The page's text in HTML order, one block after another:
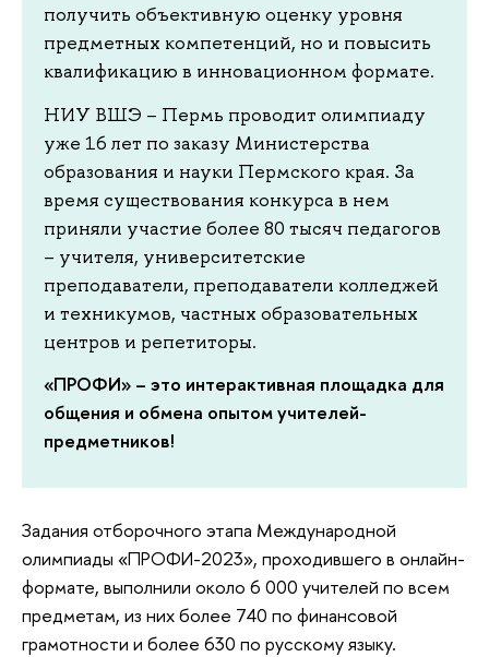
получить объективную оценку уровня
предметных компетенций, но и повысить
квалификацию в инновационном формате.
НИУ ВШЭ – Пермь проводит олимпиаду
уже 16 лет по заказу Министерства
образования и науки Пермского края. За
время существования конкурса в нем
приняли участие более 80 тысяч педагогов
– учителя, университетские
преподаватели, преподаватели колледжей
и техникумов, частных образовательных
центров и репетиторы.
«ПРОФИ» – это интерактивная площадка для
общения и обмена опытом учителей-
предметников!
Задания отборочного этапа Международной
олимпиады «ПРОФИ-2023», проходившего в онлайн-
формате, выполнили около 6 000 учителей по всем
предметам, из них более 740 по финансовой
грамотности и более 630 по русскому языку.